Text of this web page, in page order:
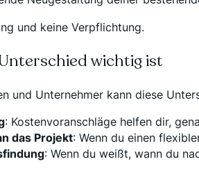
und keine Verpflichtung.
wichtig ist
und Unternehmer kann diese
: Kostenvoranschläge helfen dir,
das Projekt: Wenn du einen
: Wenn du weißt, wann du